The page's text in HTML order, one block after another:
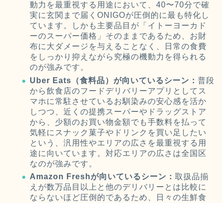
動力を最重視する用途において、40〜70分で確
実に玄関まで届くONIGOが圧倒的に最も特化し
ています。しかも主要品目が「イトーヨーカド
ーのスーパー価格」そのままであるため、お財
布に大ダメージを与えることなく、日常の食費
をしっかり抑えながら究極の機動力を得られる
のが強みです。
Uber Eats（食料品）が向いているシーン： 普段
から飲食店のフードデリバリーアプリとしてス
マホに常駐させているお馴染みの安心感を活か
しつつ、近くの提携スーパーやドラッグストア
から、少額のお買い物金額でも手数料を払って
気軽にスナック菓子やドリンクを買い足したい
という、汎用性やエリアの広さを最重視する用
途に向いています。対応エリアの広さは全国区
なのが強みです。
Amazon Freshが向いているシーン： 取扱品揃
えが数万品目以上と他のデリバリーとは比較に
ならないほど圧倒的であるため、日々の生鮮食